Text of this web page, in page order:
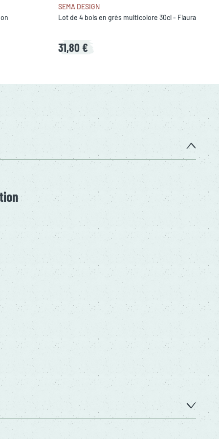
SEMA DESIGN
Lot de 4 bols en grès multicolore 30cl - Flaura
31,80 €